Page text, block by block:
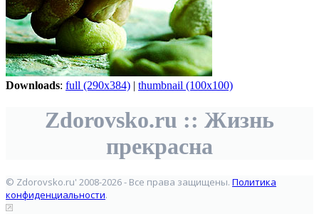
Downloads: full (290x384) | thumbnail (100x100)
Zdorovsko.ru :: Жизнь
прекрасна
© Zdorovsko.ru' 2008-2026 - Все права защищены. Политика
конфиденциальности.